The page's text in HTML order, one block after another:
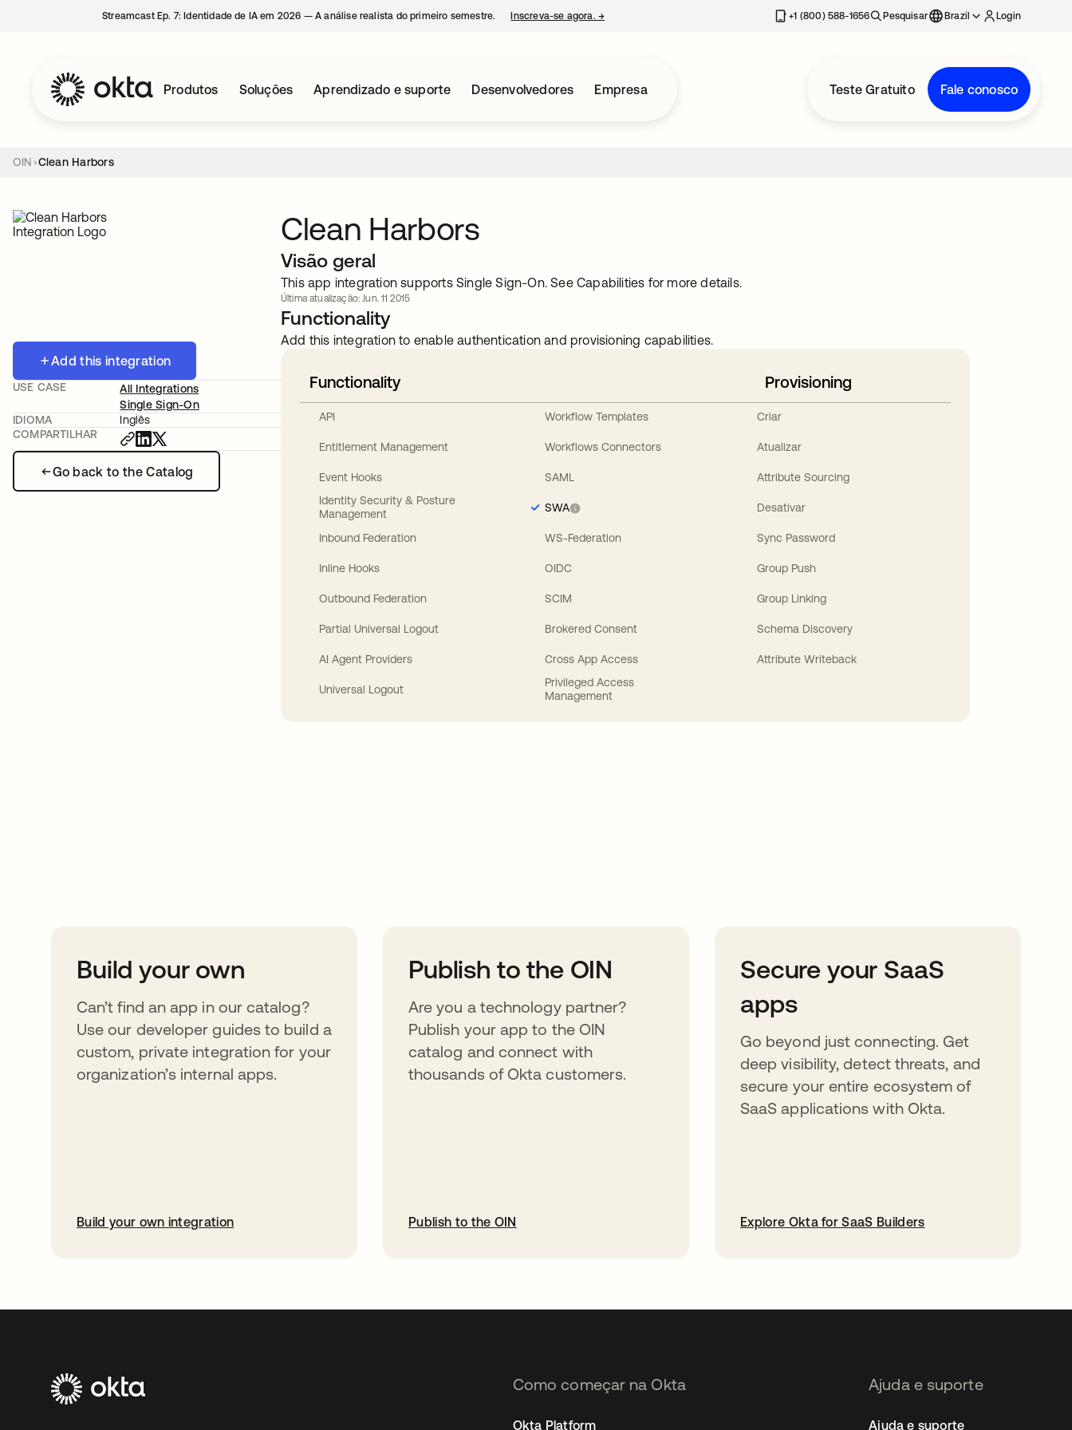
Streamcast Ep. 7: Identidade de IA em 2026 — A análise realista do primeiro semestre. Inscreva-se agora. → +1 (800) 588-1656 Pesquisar Brazil Login
Produtos Soluções Aprendizado e suporte Desenvolvedores Empresa Teste Gratuito Fale conosco
OIN Clean Harbors
Add this integration
Go back to the Catalog
USE CASE
All Integrations
Single Sign-On
IDIOMA
Inglês
COMPARTILHAR
Clean Harbors
Visão geral
This app integration supports Single Sign-On. See Capabilities for more details.
Última atualização: Jun. 11 2015
Functionality
Add this integration to enable authentication and provisioning capabilities.
Functionality
API
Entitlement Management
Event Hooks
Identity Security & Posture
Management
Inbound Federation
Inline Hooks
Outbound Federation
Partial Universal Logout
AI Agent Providers
Universal Logout
Workflow Templates
Workflows Connectors
SAML
SWA
WS-Federation
OIDC
SCIM
Brokered Consent
Cross App Access
Privileged Access
Management
Provisioning
Criar
Atualizar
Attribute Sourcing
Desativar
Sync Password
Group Push
Group Linking
Schema Discovery
Attribute Writeback
Build your own
Can’t find an app in our catalog?
Use our developer guides to build a
custom, private integration for your
organization’s internal apps.
Build your own integration
Publish to the OIN
Are you a technology partner?
Publish your app to the OIN
catalog and connect with
thousands of Okta customers.
Publish to the OIN
Secure your SaaS
apps
Go beyond just connecting. Get
deep visibility, detect threats, and
secure your entire ecosystem of
SaaS applications with Okta.
Explore Okta for SaaS Builders
Como começar na Okta
Okta Platform
Ajuda e suporte
Ajuda e suporte